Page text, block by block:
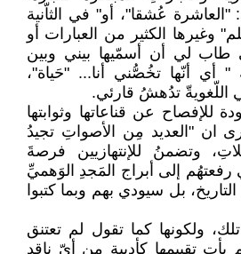
"العاشرة عُشقا"، أو" في الثاّنية
الكثير من العبارات أو
طاب لي أن أسمّيها بيني وبين
أي أنّها تخُصُّني أنا... "حَياة"،
اللّغويةّ تدُهشُ قارئي.
للإفصاح عن قناعاتها وثوابتها
ان "العديد مِن الأصواتِ تجيدُ
وتضمنُ للإنتهازيين فرصةَ
رفعتهُم إلى أبراج المَجدِ الوَهميِّ
بل سيودي بهم وبما كتبوا
تلك، ولكونها كما تقول لم تعتنق
يأتِ تقييمها كأديبة من أيّ ناقد